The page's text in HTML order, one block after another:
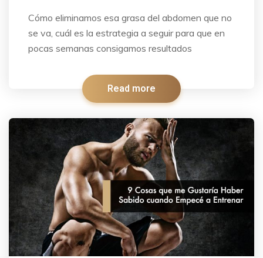
Cómo eliminamos esa grasa del abdomen que no
se va, cuál es la estrategia a seguir para que en
pocas semanas consigamos resultados
Read more